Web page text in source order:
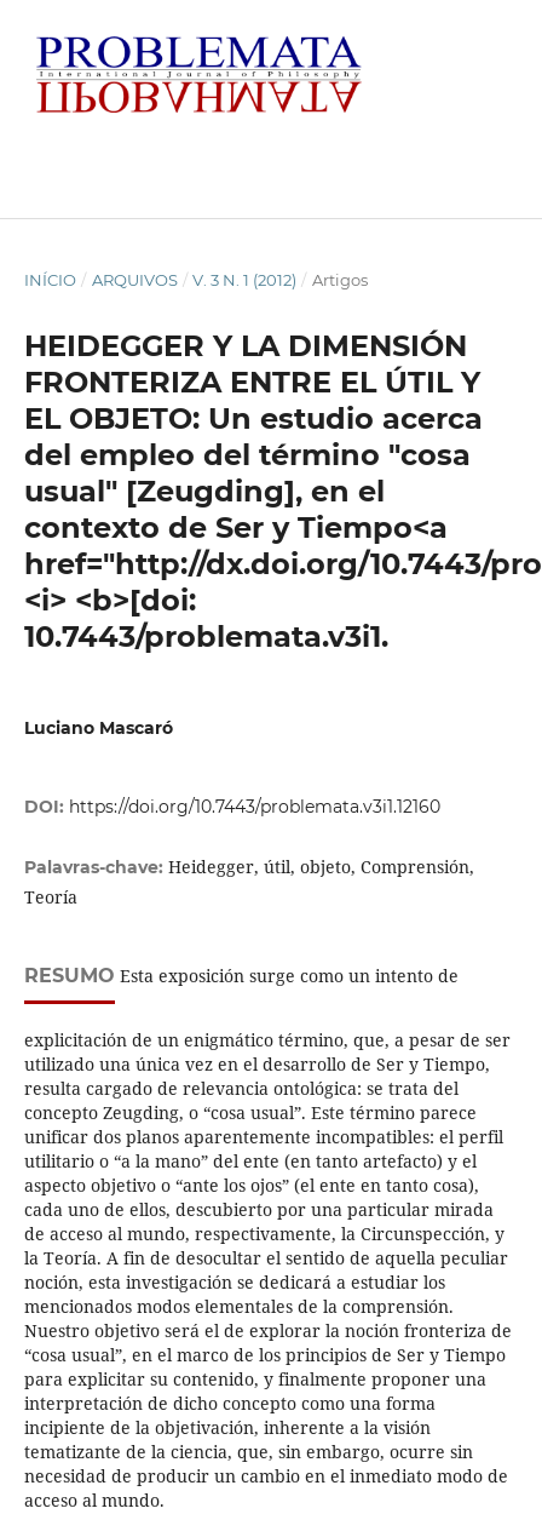
INÍCIO / ARQUIVOS / V. 3 N. 1 (2012) / Artigos
HEIDEGGER Y LA DIMENSIÓN
FRONTERIZA ENTRE EL ÚTIL Y
EL OBJETO: Un estudio acerca
del empleo del término "cosa
usual" [Zeugding], en el
contexto de Ser y Tiempo<a
href="http://dx.doi.org/10.7443/
<i> <b>[doi:
10.7443/problemata.v3i1.
Luciano Mascaró
DOI: https://doi.org/10.7443/problemata.v3i1.12160
Palavras-chave: Heidegger, útil, objeto, Comprensión,
Teoría
RESUMO Esta exposición surge como un intento de
explicitación de un enigmático término, que, a pesar de ser
utilizado una única vez en el desarrollo de Ser y Tiempo,
resulta cargado de relevancia ontológica: se trata del
concepto Zeugding, o “cosa usual”. Este término parece
unificar dos planos aparentemente incompatibles: el perfil
utilitario o “a la mano” del ente (en tanto artefacto) y el
aspecto objetivo o “ante los ojos” (el ente en tanto cosa),
cada uno de ellos, descubierto por una particular mirada
de acceso al mundo, respectivamente, la Circunspección, y
la Teoría. A fin de desocultar el sentido de aquella peculiar
noción, esta investigación se dedicará a estudiar los
mencionados modos elementales de la comprensión.
Nuestro objetivo será el de explorar la noción fronteriza de
“cosa usual”, en el marco de los principios de Ser y Tiempo
para explicitar su contenido, y finalmente proponer una
interpretación de dicho concepto como una forma
incipiente de la objetivación, inherente a la visión
tematizante de la ciencia, que, sin embargo, ocurre sin
necesidad de producir un cambio en el inmediato modo de
acceso al mundo.